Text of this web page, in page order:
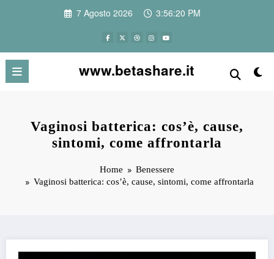
7 Agosto 2026 3:56:21 PM
www.betashare.it
Vaginosi batterica: cos’è, cause,
sintomi, come affrontarla
Home
Benessere
Vaginosi batterica: cos’è, cause, sintomi, come affrontarla